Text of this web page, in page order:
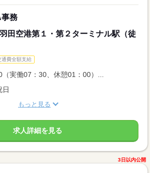
務
田空港第１・第２ターミナル駅（徒
通費全額支給
実働07：30、休憩01：00）...
日
もっと見る
求人詳細を見る
3日以内公開